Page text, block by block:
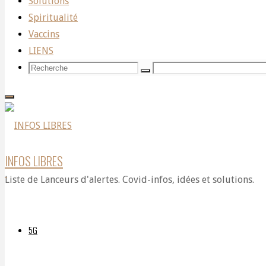
Spiritualité
Vaccins
LIENS
Recherche
Recherche
Recherche
INFOS LIBRES
Liste de Lanceurs d'alertes. Covid-infos, idées et solutions.
5G
La scientifique, docteur et auteur à succès
pandémie, nous prouve que le test PCR est